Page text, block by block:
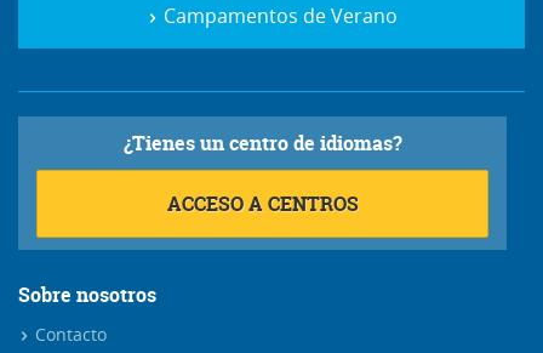
Campamentos de Verano
¿Tienes un centro de idiomas?
ACCESO A CENTROS
Sobre nosotros
Contacto